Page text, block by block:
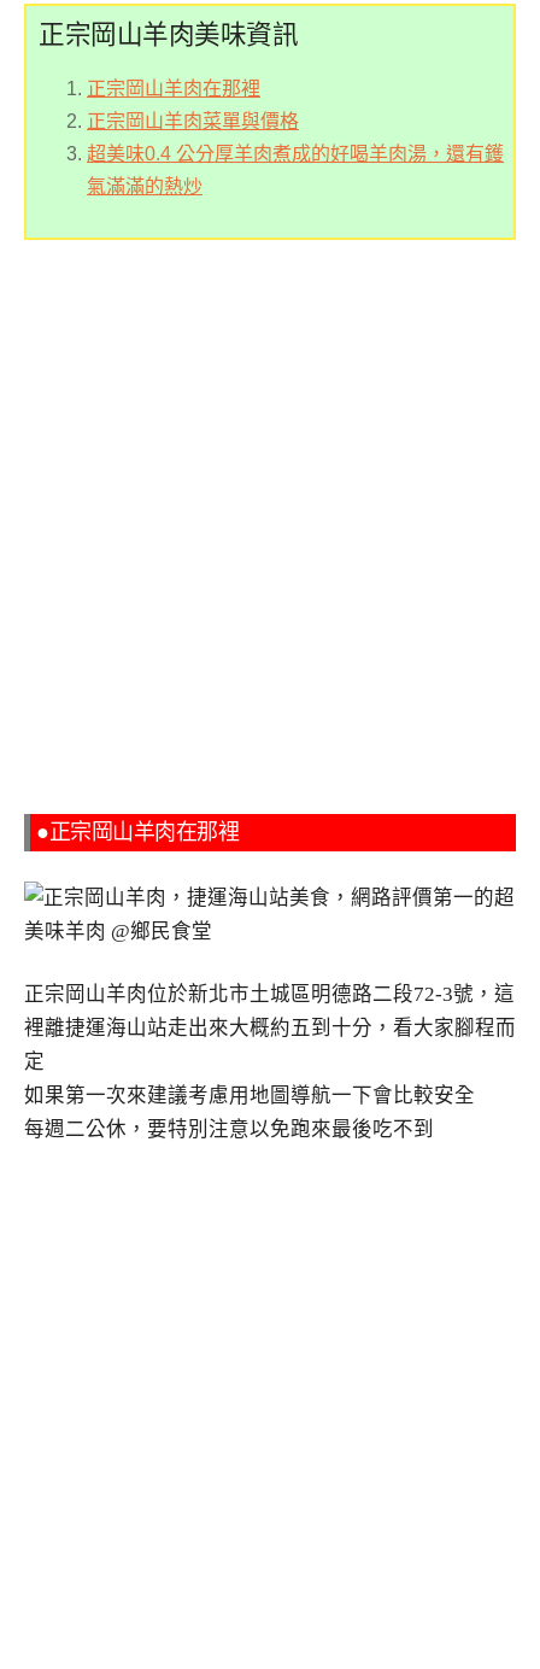
正宗岡山羊肉美味資訊
正宗岡山羊肉在那裡
正宗岡山羊肉菜單與價格
超美味0.4 公分厚羊肉煮成的好喝羊肉湯，還有鑊
氣滿滿的熱炒
●正宗岡山羊肉在那裡
正宗岡山羊肉位於新北市土城區明德路二段72-3號，這
裡離捷運海山站走出來大概約五到十分，看大家腳程而
定
如果第一次來建議考慮用地圖導航一下會比較安全
每週二公休，要特別注意以免跑來最後吃不到